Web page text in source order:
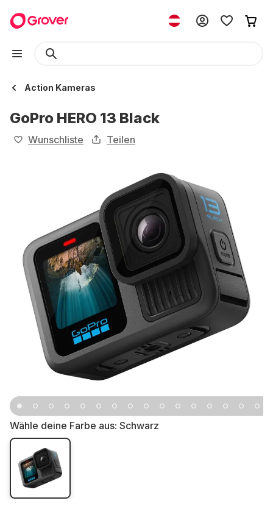
Action Kameras
GoPro HERO 13 Black
Wunschliste Teilen
Wähle deine Farbe aus: Schwarz